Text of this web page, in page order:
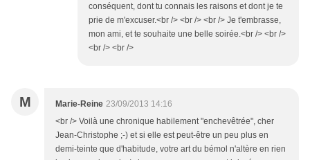
conséquent, dont tu connais les raisons et dont je te
prie de m'excuser.<br /> <br /> <br /> Je t'embrasse,
mon ami, et te souhaite une belle soirée.<br /> <br />
<br /> <br />
M Marie-Reine 23/09/2013 14:16
<br /> Voilà une chronique habilement "enchevêtrée", cher
Jean-Christophe ;-) et si elle est peut-être un peu plus en
demi-teinte que d'habitude, votre art du bémol n'altère en rien